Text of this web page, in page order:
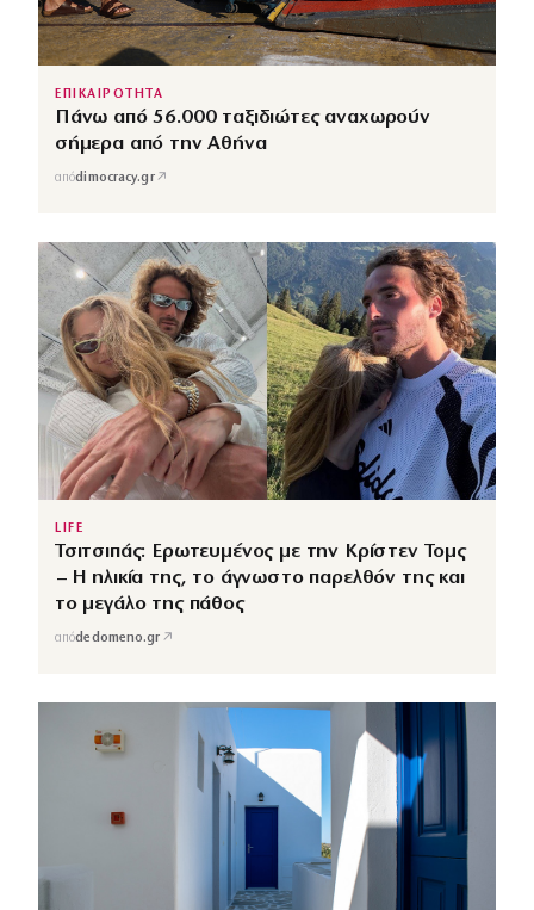
ΕΠΙΚΑΙΡΟΤΗΤΑ
Πάνω από 56.000 ταξιδιώτες αναχωρούν
σήμερα από την Αθήνα
απόdimocracy.gr↗
LIFE
Τσιτσιπάς: Ερωτευμένος με την Κρίστεν Τομς
– Η ηλικία της, το άγνωστο παρελθόν της και
το μεγάλο της πάθος
απόdedomeno.gr ↗